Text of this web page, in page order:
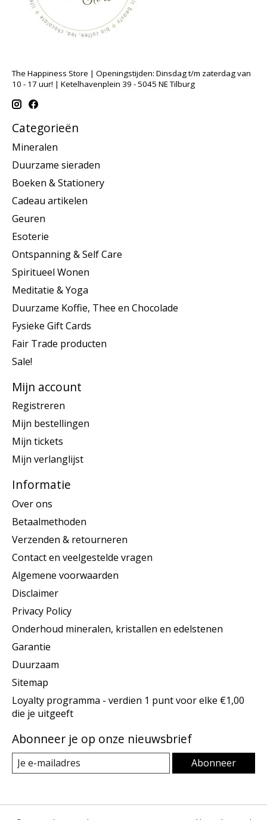
The Happiness Store | Openingstijden: Dinsdag t/m zaterdag van
10 - 17 uur! | Ketelhavenplein 39 - 5045 NE Tilburg
Categorieën
Mineralen
Duurzame sieraden
Boeken & Stationery
Cadeau artikelen
Geuren
Esoterie
Ontspanning & Self Care
Spiritueel Wonen
Meditatie & Yoga
Duurzame Koffie, Thee en Chocolade
Fysieke Gift Cards
Fair Trade producten
Sale!
Mijn account
Registreren
Mijn bestellingen
Mijn tickets
Mijn verlanglijst
Informatie
Over ons
Betaalmethoden
Verzenden & retourneren
Contact en veelgestelde vragen
Algemene voorwaarden
Disclaimer
Privacy Policy
Onderhoud mineralen, kristallen en edelstenen
Garantie
Duurzaam
Sitemap
Loyalty programma - verdien 1 punt voor elke €1,00
die je uitgeeft
Abonneer je op onze nieuwsbrief
Abonneer